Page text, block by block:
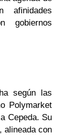
afinidades
gobiernos
según las
Polymarket
Cepeda. Su
alineada con